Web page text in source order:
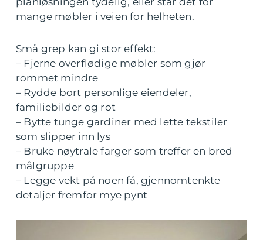
mange møbler i veien for helheten.
Små grep kan gi stor effekt:
– Fjerne overflødige møbler som gjør
rommet mindre
– Rydde bort personlige eiendeler,
familiebilder og rot
– Bytte tunge gardiner med lette tekstiler
som slipper inn lys
– Bruke nøytrale farger som treffer en bred
målgruppe
– Legge vekt på noen få, gjennomtenkte
detaljer fremfor mye pynt